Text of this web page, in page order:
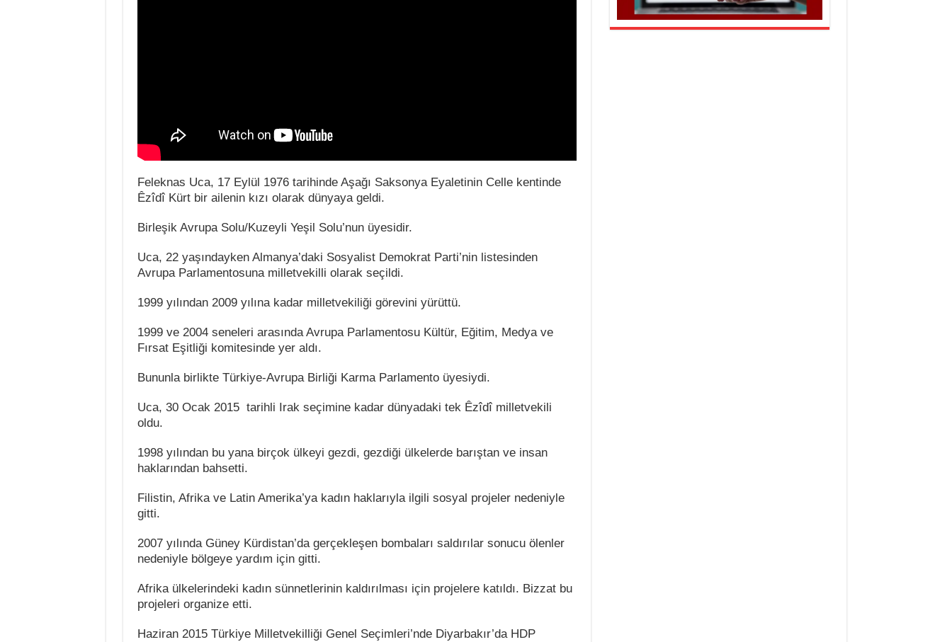
Feleknas Uca, 17 Eylül 1976 tarihinde Aşağı Saksonya Eyaletinin Celle kentinde
Êzîdî Kürt bir ailenin kızı olarak dünyaya geldi.
Birleşik Avrupa Solu/Kuzeyli Yeşil Solu’nun üyesidir.
Uca, 22 yaşındayken Almanya’daki Sosyalist Demokrat Parti’nin listesinden
Avrupa Parlamentosuna milletvekilli olarak seçildi.
1999 yılından 2009 yılına kadar milletvekiliği görevini yürüttü.
1999 ve 2004 seneleri arasında Avrupa Parlamentosu Kültür, Eğitim, Medya ve
Fırsat Eşitliği komitesinde yer aldı.
Bununla birlikte Türkiye-Avrupa Birliği Karma Parlamento üyesiydi.
Uca, 30 Ocak 2015 tarihli Irak seçimine kadar dünyadaki tek Êzîdî milletvekili
oldu.
1998 yılından bu yana birçok ülkeyi gezdi, gezdiği ülkelerde barıştan ve insan
haklarından bahsetti.
Filistin, Afrika ve Latin Amerika’ya kadın haklarıyla ilgili sosyal projeler nedeniyle
gitti.
2007 yılında Güney Kürdistan’da gerçekleşen bombaları saldırılar sonucu ölenler
nedeniyle bölgeye yardım için gitti.
Afrika ülkelerindeki kadın sünnetlerinin kaldırılması için projelere katıldı. Bizzat bu
projeleri organize etti.
Haziran 2015 Türkiye Milletvekilliği Genel Seçimleri’nde Diyarbakır’da HDP